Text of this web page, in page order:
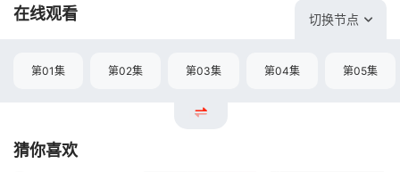
在线观看 切换节点
第01集 第02集 第03集 第04集 第05集
猜你喜欢